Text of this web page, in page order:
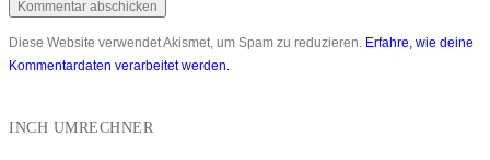
Diese Website verwendet Akismet, um Spam zu reduzieren. Erfahre, wie deine
Kommentardaten verarbeitet werden.
INCH UMRECHNER